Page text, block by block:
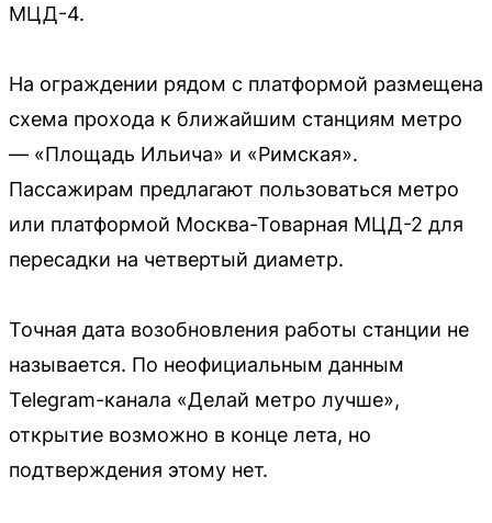
МЦД-4.
На ограждении рядом с платформой размещена
схема прохода к ближайшим станциям метро
— «Площадь Ильича» и «Римская».
Пассажирам предлагают пользоваться метро
или платформой Москва-Товарная МЦД-2 для
пересадки на четвертый диаметр.
Точная дата возобновления работы станции не
называется. По неофициальным данным
Telegram-канала «Делай метро лучше»,
открытие возможно в конце лета, но
подтверждения этому нет.